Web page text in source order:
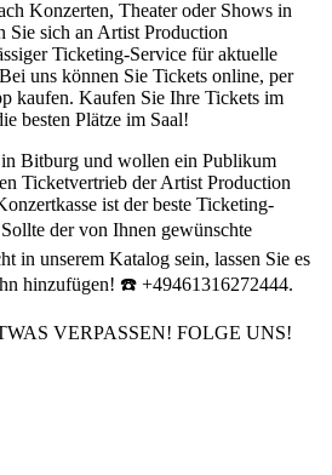
Konzerten, Theater oder Shows in
Sie sich an Artist Production
Ticketing-Service für aktuelle
uns können Sie Tickets online, per
kaufen. Kaufen Sie Ihre Tickets im
besten Plätze im Saal!
in Bitburg und wollen ein Publikum
Ticketvertrieb der Artist Production
ist der beste Ticketing-
der von Ihnen gewünschte
in unserem Katalog sein, lassen Sie es
hinzufügen! ☎️ +49461316272444.
VERPASSEN! FOLGE UNS!